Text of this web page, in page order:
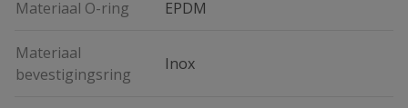
Materiaal O-ring EPDM
Materiaal
bevestigingsring
Inox